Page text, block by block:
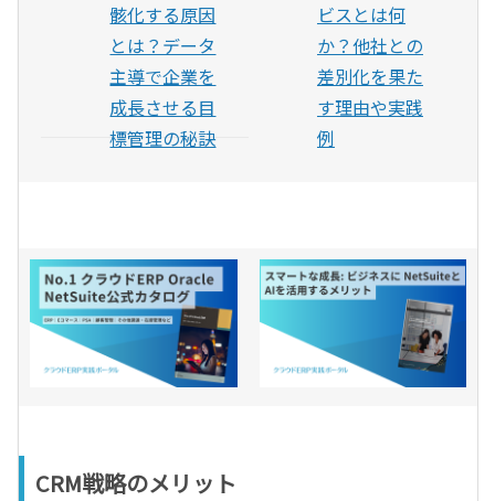
骸化する原因
とは？データ
主導で企業を
成長させる目
標管理の秘訣
ビスとは何
か？他社との
差別化を果た
す理由や実践
例
CRM戦略のメリット